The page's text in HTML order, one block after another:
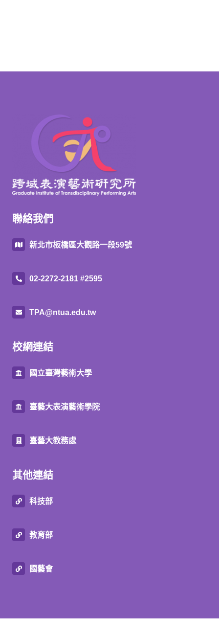
聯絡我們
新北市板橋區大觀路一段59號
02-2272-2181 #2595
TPA@ntua.edu.tw
校網連結
國立臺灣藝術大學
臺藝大表演藝術學院
臺藝大教務處
其他連結
科技部
教育部
國藝會